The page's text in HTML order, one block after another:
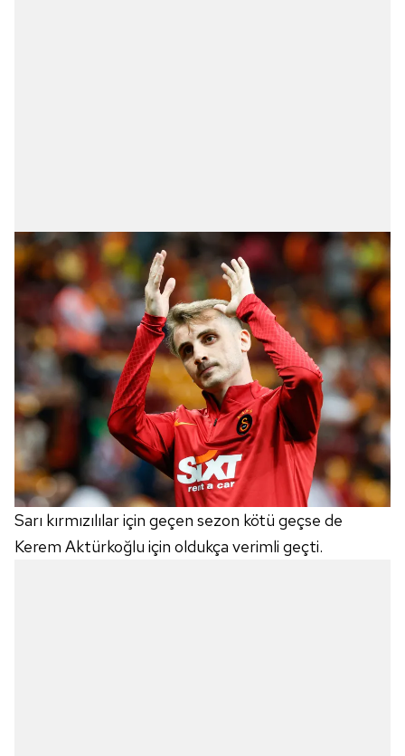
Sarı kırmızılılar için geçen sezon kötü geçse de
Kerem Aktürkoğlu için oldukça verimli geçti.